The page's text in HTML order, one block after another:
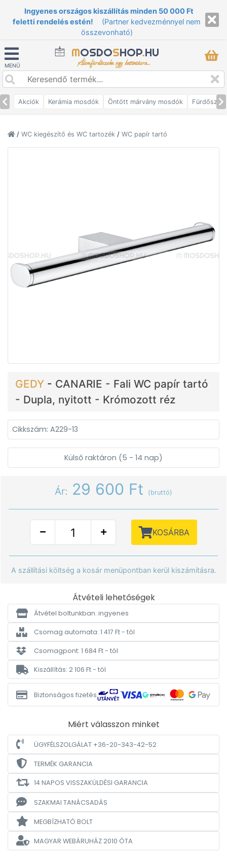
Ingyenes országos kiszállítás minden 50 000 Ft
feletti rendelés estén!
(Partner kedvezménnyel nem
összevonható)
MENÜ
MOSDOSHOP.HU
Álomfürdőszoba egy kattintásra...
Akciók Kerámia mosdók Öntött márvány mosdók
/ WC kiegészítő és WC tartozék / WC papír tartó
GEDY - CANARIE - Fali WC papír tartó
- Dupla, nyitott - Krómozott réz
Cikkszám: A229-13
Külső raktáron (5 - 14 nap)
Ár: 29 600 Ft (bruttó)
KOSÁRBA
A szállítási költség a kosár menüpontban kerül kiszámításra.
Átvételi lehetőségek
Átvétel boltunkban: ingyenes
Csomag automata: 1 417 Ft - tól
Csomagpont: 1 684 Ft - tól
Kiszállítás: 2 106 Ft - tól
Biztonságos fizetés
Miért válasszon minket
ÜGYFÉLSZOLGÁLAT +36-20-343-42-52
TERMÉK GARANCIA
14 NAPOS VISSZAKÜLDÉSI GARANCIA
SZAKMAI TANÁCSADÁS
MEGBÍZHATÓ BOLT
MAGYAR WEBÁRUHÁZ2010 ÓTA